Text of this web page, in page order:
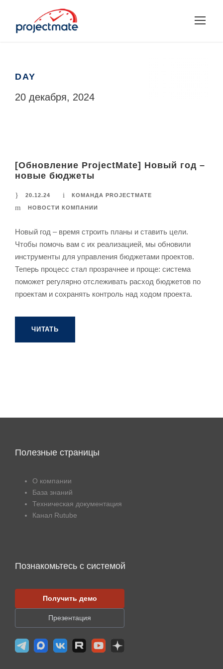
DAY
20 декабря, 2024
[Обновление ProjectMate] Новый год –
новые бюджеты
20.12.24 КОМАНДА PROJECTMATE
НОВОСТИ КОМПАНИИ
Новый год – время строить планы и ставить цели.
Чтобы помочь вам с их реализацией, мы обновили
инструменты для управления бюджетами проектов.
Теперь процесс стал прозрачнее и проще: система
поможет регулярно отслеживать расход бюджетов по
проектам и сохранять контроль над ходом проекта.
ЧИТАТЬ
Полезные страницы
О компании
База знаний
Техническая документация
Канал Rutube
Познакомьтесь с системой
Получить демо
Презентация